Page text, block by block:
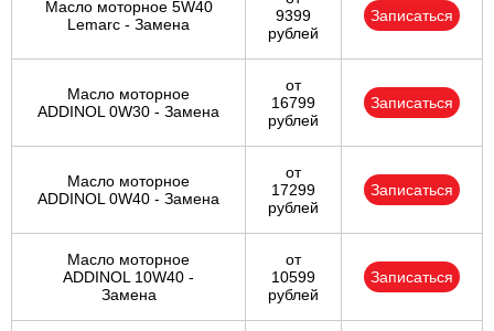
Масло моторное 5W40
Lemarc - Замена
9399
рублей
Записаться
Масло моторное
ADDINOL 0W30 - Замена
от
16799
рублей
Записаться
Масло моторное
ADDINOL 0W40 - Замена
от
17299
рублей
Записаться
Масло моторное
ADDINOL 10W40 -
Замена
от
10599
рублей
Записаться